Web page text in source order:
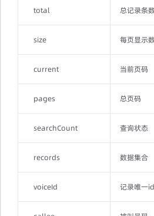
total 总记录条
size 每页显示
current 当前页码
pages 总页码
searchCount 查询状态
records 数据集合
voiceId 记录唯一id